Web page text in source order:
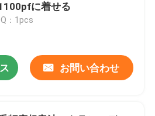
に着せる
：1pcs
お問い合わせ